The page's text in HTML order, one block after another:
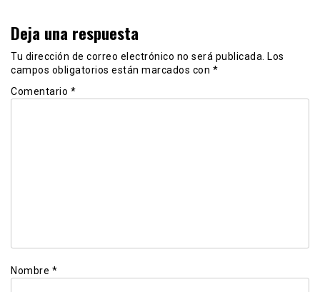
Deja una respuesta
Tu dirección de correo electrónico no será publicada.
Los
campos obligatorios están marcados con *
Comentario *
Nombre *